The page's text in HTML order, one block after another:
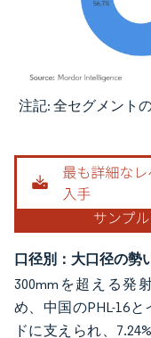
画像 © Mordor Intelligence
注記: 全セグメント
口径別：大口径の勢
300mmを超える発
め、中国のPHL-16
ドに支えられ、